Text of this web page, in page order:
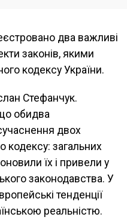
два важливі
законів, якими
кодексу України.
Стефанчук.
обидва
двох
кодексу: загальних
їх і привели у
законодавства. У
тенденції
реальністю.